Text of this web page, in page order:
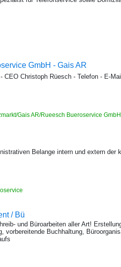
GmbH - Gais AR
CEO Christoph Rüesch - Telefon - E-
Gais AR/Rueesch Bueroservice
Belange intern und extern der
/ Bü
und Büroarbeiten aller Art!
vorbereitende Buchhaltung,